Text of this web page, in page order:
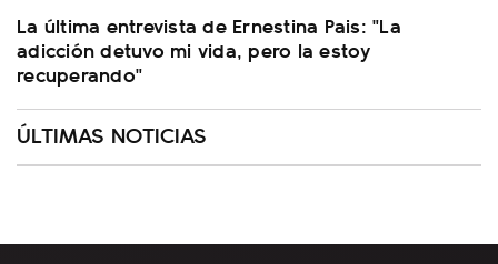
La última entrevista de Ernestina Pais: "La
adicción detuvo mi vida, pero la estoy
recuperando"
ÚLTIMAS NOTICIAS